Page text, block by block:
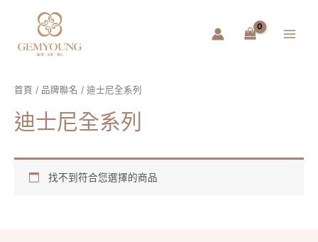
Menu
首頁 / 品牌聯名 / 迪士尼全系列
迪士尼全系列
找不到符合您選擇的商品